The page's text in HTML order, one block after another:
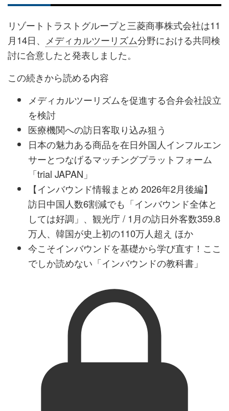
リゾートトラストグループと三菱商事株式会社は11
月14日、 メディカルツーリズム分野における共同検
討に合意したと発表しました。
この続きから読める内容
メディカルツーリズムを促進する合弁会社設立
を検討
医療機関への訪日客取り込み狙う
日本の魅力ある商品を在日外国人インフルエン
サーとつなげるマッチングプラットフォーム
「trial JAPAN」
【インバウンド情報まとめ 2026年2月後編】
訪日中国人数6割減でも「インバウンド全体と
しては好調」、観光庁 / 1月の訪日外客数359.8
万人、韓国が史上初の110万人超え ほか
今こそインバウンドを基礎から学び直す！ここ
でしか読めない「インバウンドの教科書」